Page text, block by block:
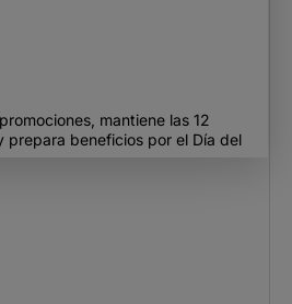
mantiene las 12
prepara beneficios por el Día del